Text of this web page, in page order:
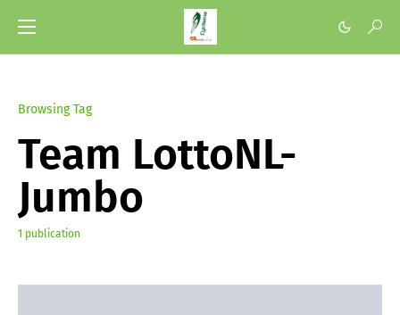
Browsing Tag
Team LottoNL-
Jumbo
1 publication